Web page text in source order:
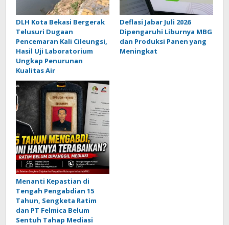
DLH Kota Bekasi Bergerak
Telusuri Dugaan
Pencemaran Kali Cileungsi,
Hasil Uji Laboratorium
Ungkap Penurunan
Kualitas Air
Deflasi Jabar Juli 2026
Dipengaruhi Liburnya MBG
dan Produksi Panen yang
Meningkat
Menanti Kepastian di
Tengah Pengabdian 15
Tahun, Sengketa Ratim
dan PT Felmica Belum
Sentuh Tahap Mediasi